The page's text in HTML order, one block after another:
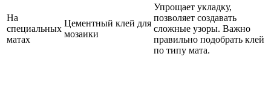
На
специальных
матах
Цементный клей для
мозаики
Упрощает укладку,
позволяет создавать
сложные узоры. Важно
правильно подобрать клей
по типу мата.